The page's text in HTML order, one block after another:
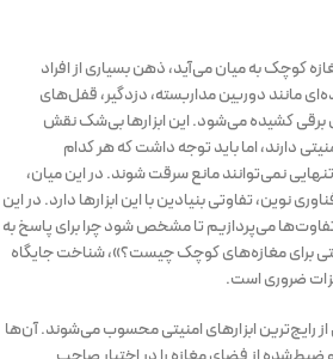
کوچک به میان می‌آید، ذهن بسیاری از افراد
مانند دوربین مداربسته، دزدگیر، قفل‌های
کشیده می‌شود. این ابزارها بی‌شک نقش
دارند، اما باید توجه داشت که هر کدام
نمی‌توانند مانع سرقت شوند. در این میان،
نوین، تفاوتی بنیادین با این ابزارها دارد. در این
می‌پردازیم تا مشخص شود چرا برای پاسخ به
برای مغازه‌های کوچک چیست؟»، شناخت جایگاه
ضروری است.
رایج‌ترین ابزارهای امنیتی محسوب می‌شوند. آن‌ها